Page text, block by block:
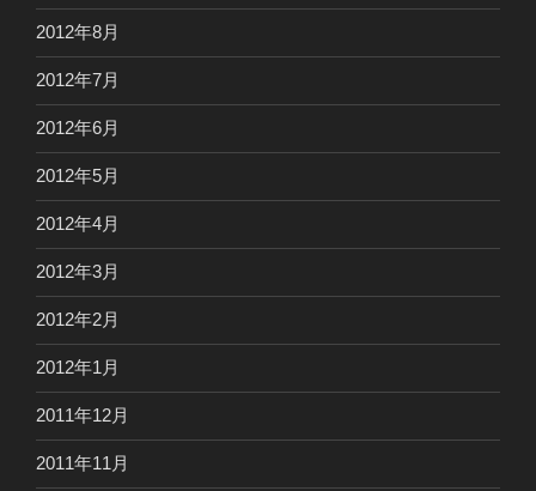
2012年8月
2012年7月
2012年6月
2012年5月
2012年4月
2012年3月
2012年2月
2012年1月
2011年12月
2011年11月